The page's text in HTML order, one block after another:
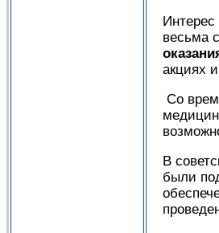
весьма
акциях
Со
В
были